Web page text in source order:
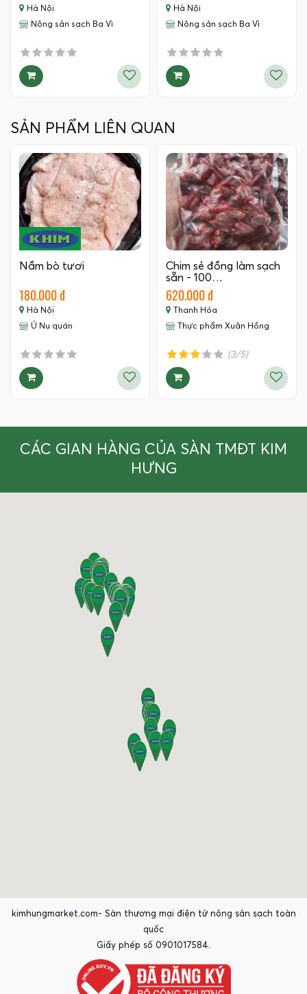
Hà Nội
Nông sản sạch Ba Vì
Hà Nội
Nông sản sạch Ba Vì
SẢN PHẨM LIÊN QUAN
Nầm bò tươi
180.000 đ
Hà Nội
Ú Nu quán
Chim sẻ đồng làm sạch
sẵn - 100…
620.000 đ
Thanh Hóa
Thực phẩm Xuân Hồng
(3/5)
CÁC GIAN HÀNG CỦA SÀN TMĐT KIM
HƯNG
kimhungmarket.com- Sàn thương mại điện tử nông sản sạch toàn
quốc
Giấy phép số 0901017584.